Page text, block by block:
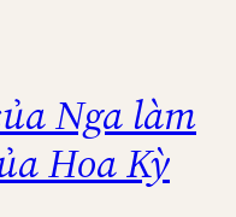
Nga làm
Hoa Kỳ